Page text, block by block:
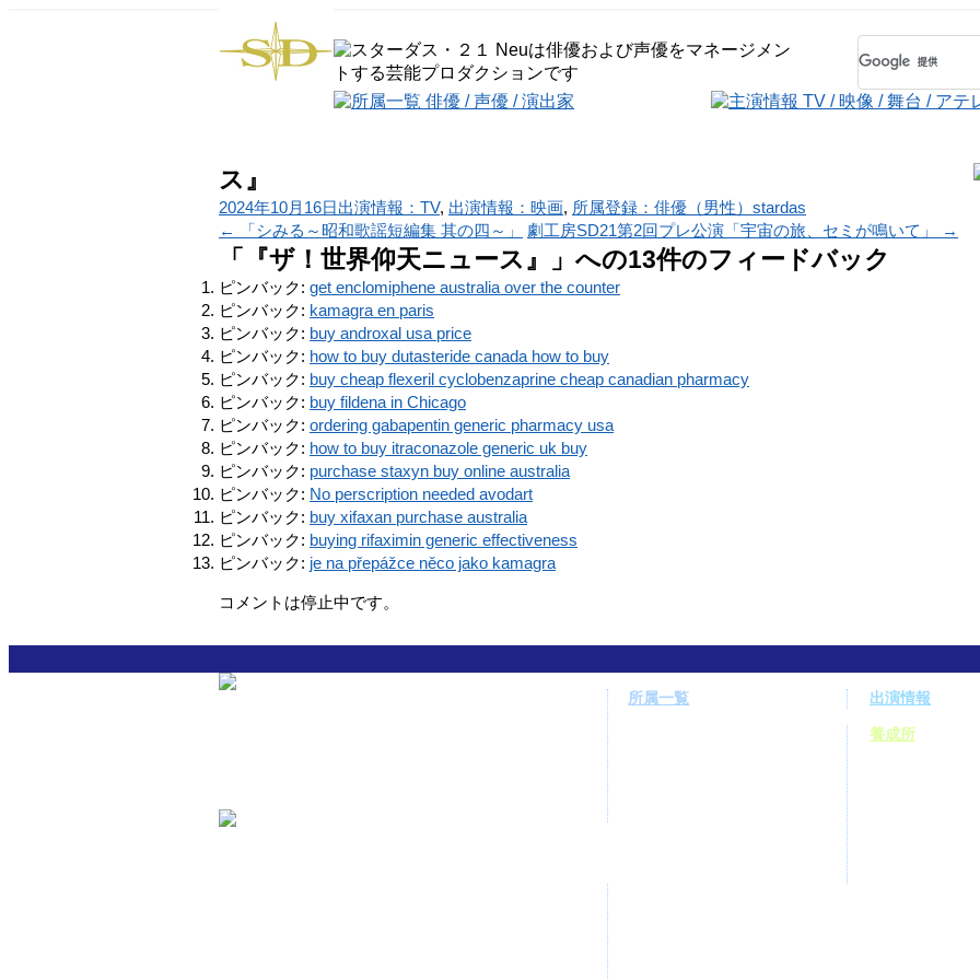
ス』
2024年10月16日出演情報：TV, 出演情報：映画, 所属登録：俳優（男性） stardas
←
「シみる～昭和歌謡短編集 其の四～」 劇工房SD21第2回プレ公演「宇宙の旅、セミが鳴いて」 →
「 『ザ！世界仰天ニュース』 」への13件のフィードバック
ピンバック: get enclomiphene australia over the counter
ピンバック: kamagra en paris
ピンバック: buy androxal usa price
ピンバック: how to buy dutasteride canada how to buy
ピンバック: buy cheap flexeril cyclobenzaprine cheap canadian pharmacy
ピンバック: buy fildena in Chicago
ピンバック: ordering gabapentin generic pharmacy usa
ピンバック: how to buy itraconazole generic uk buy
ピンバック: purchase staxyn buy online australia
ピンバック: No perscription needed avodart
ピンバック: buy xifaxan purchase australia
ピンバック: buying rifaximin generic effectiveness
ピンバック: je na přepážce něco jako kamagra
コメントは停止中です。
所属一覧 出演情報
養成所